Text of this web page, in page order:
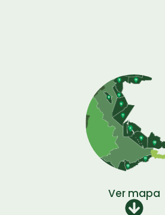
Ver mapa